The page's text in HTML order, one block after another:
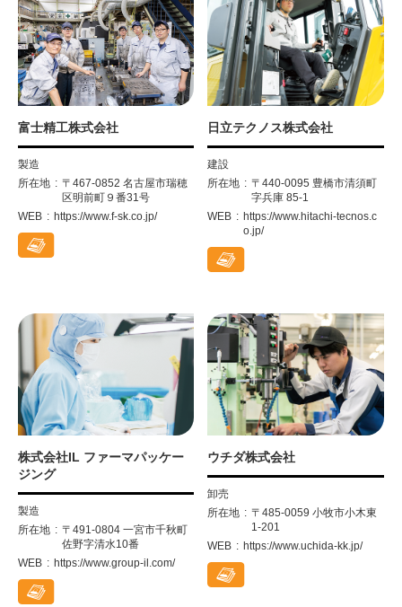
富士精工株式会社
製造
所在地
〒467-0852 名古屋市瑞穂
区明前町９番31号
WEB
https://www.f-sk.co.jp/
日立テクノス株式会社
建設
所在地
〒440-0095 豊橋市清須町
字兵庫 85-1
WEB
https://www.hitachi-tecnos.c
o.jp/
株式会社IL ファーマパッケー
ジング
製造
所在地
〒491-0804 一宮市千秋町
佐野字清水10番
WEB
https://www.group-il.com/
ウチダ株式会社
卸売
所在地
〒485-0059 小牧市小木東
1-201
WEB
https://www.uchida-kk.jp/